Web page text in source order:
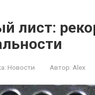
лист:
Новости Автор: Alex